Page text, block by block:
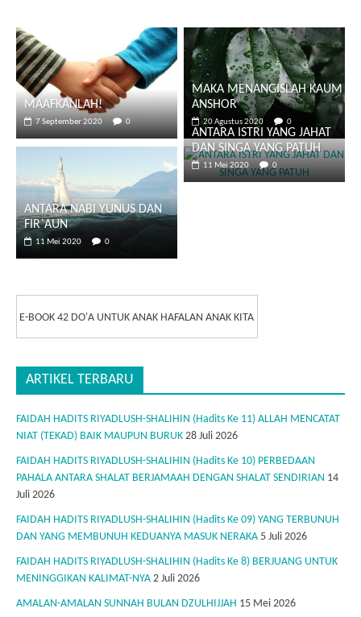
MAAFKANLAH!
7 September 2020 0
MAKA MENANGISLAH KAUM
ANSHOR
20 Agustus 2020 0
ANTARA NABI YUNUS DAN
FIR`AUN
11 Mei 2020 0
ANTARA ISTRI YANG JAHAT
DAN SINGA YANG PATUH
11 Mei 2020 0
E-BOOK 42 DO'A UNTUK ANAK HAFALAN ANAK KITA
ARTIKEL TERBARU
FAIDAH HADITS RIYADLUSH-SHALIHIN (Hadits Ke 11) ALLAH MENCATAT
NIAT (TEKAD) BAIK MAUPUN BURUK 28 Juli 2026
FAIDAH HADITS RIYADLUSH-SHALIHIN (Hadits Ke 10) PERBEDAAN
PAHALA ANTARA SHALAT BERJAMAAH DENGAN SHALAT SENDIRIAN 14
Juli 2026
FAIDAH HADITS RIYADLUSH-SHALIHIN (Hadits Ke 09) YANG TERBUNUH
DAN YANG MEMBUNUH KEDUANYA MASUK NERAKA 5 Juli 2026
FAIDAH HADITS RIYADLUSH-SHALIHIN (Hadits Ke 8) BERJUANG UNTUK
MENINGGIKAN KALIMAT-NYA 2 Juli 2026
AMALAN-AMALAN SUNNAH BULAN DZULHIJJAH 15 Mei 2026